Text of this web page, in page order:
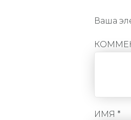
Ваша
ИМЯ *